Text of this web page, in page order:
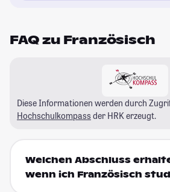
FAQ zu Französisch
Diese Informationen werden durch
Hochschulkompass der HRK erzeugt.
Welchen Abschluss
wenn ich Französisch